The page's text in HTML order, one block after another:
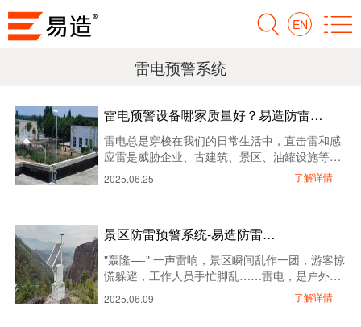
EN
雷电预警系统
雷电预警设备哪家质量好？易造防雷…
雷电总是穿梭在我们的日常生活中，直击雷和感
应雷是威胁企业、古建筑、景区、油罐设施等建
筑的重要隐患。虽然雷电天气只占全年天气约四
分之一，但雷电给我国造成的人员伤亡达3000-
4000人，财产损失50亿至100亿人民币。随着雷
类设备，但面对市场上许多厂家和复杂的产品参
数，用户总陷入选择困难症。今天，小编就为大
家介绍一下雷电预警设备哪家质量好。…
2025.06.25 了解详情
景区防雷预警系统-易造防雷…
"轰隆—-" 一声雷响，景区瞬间乱作一团，游客惊
慌躲避，工作人员手忙脚乱……雷电，是户外景
区最不可控的隐形杀手。据统计，我国每年因雷
击造成的伤亡事故中，户外旅游景区占比高达
2025.06.09 了解详情